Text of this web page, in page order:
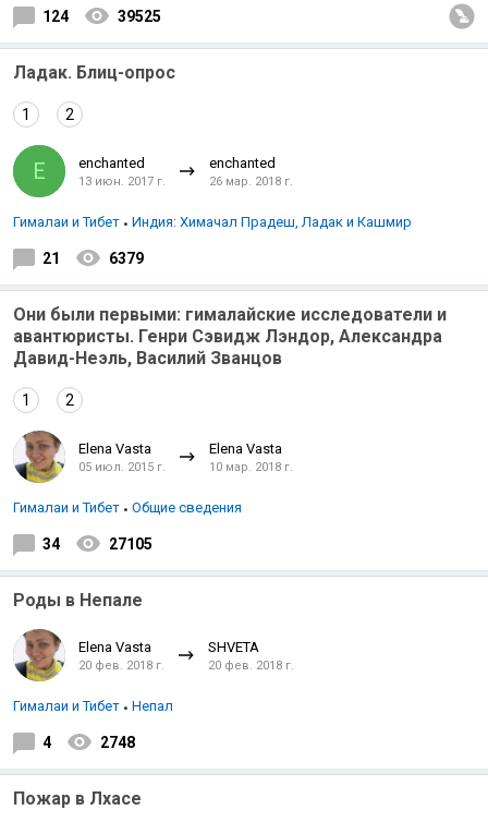
124 39525
Ладак. Блиц-опрос
1 2
E enchanted
13 июн. 2017 г.
enchanted
26 мар. 2018 г.
Гималаи и Тибет Индия: Химачал Прадеш, Ладак и Кашмир
21 6379
Они были первыми: гималайские исследователи и
авантюристы. Генри Сэвидж Лэндор, Александра
Давид-Неэль, Василий Званцов
1 2
Elena Vasta
05 июл. 2015 г.
Elena Vasta
10 мар. 2018 г.
Гималаи и Тибет Общие сведения
34 27105
Роды в Непале
Elena Vasta
20 фев. 2018 г.
SHVETA
20 фев. 2018 г.
Гималаи и Тибет Непал
4 2748
Пожар в Лхасе